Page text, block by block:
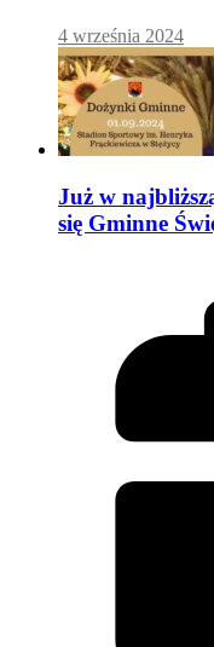
4 września 2024
Już w
się Gminne